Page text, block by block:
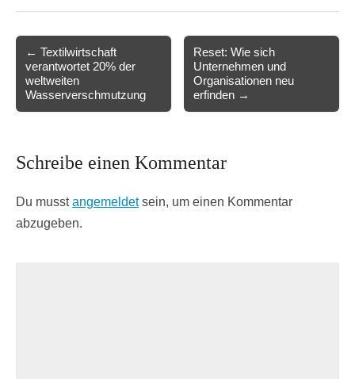
Post
navigation
← Textilwirtschaft
verantwortet 20% der
weltweiten
Wasserverschmutzung
Reset: Wie sich
Unternehmen und
Organisationen neu
erfinden →
Schreibe einen Kommentar
Du musstangemeldetsein, um einen Kommentar
abzugeben.